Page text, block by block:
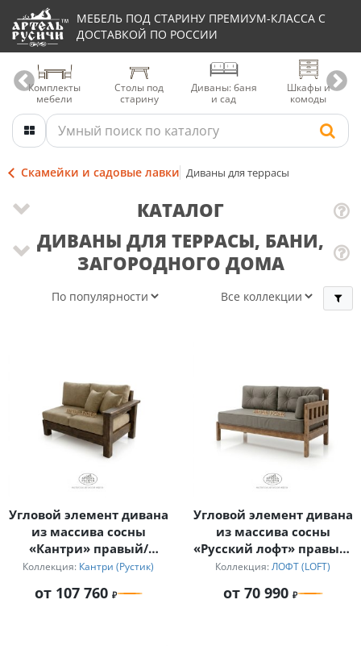
МЕБЕЛЬ ПОД СТАРИНУ ПРЕМИУМ-КЛАССА С
ДОСТАВКОЙ ПО РОССИИ
Комплекты
мебели
Столы под
старину
Диваны: баня
и сад
Шкафы и
комоды
Скамейки и садовые лавки Диваны для террасы
ДИВАНЫ ДЛЯ ТЕРРАСЫ, БАНИ,
ЗАГОРОДНОГО ДОМА
Угловой элемент дивана
из массива сосны
«Кантри» правый/
левый
Коллекция: Кантри (Рустик)
от 107 760
Угловой элемент дивана
из массива сосны
«Русский лофт» правый/
левый
Коллекция: ЛОФТ (LOFT)
от 70 990
КАТАЛОГ